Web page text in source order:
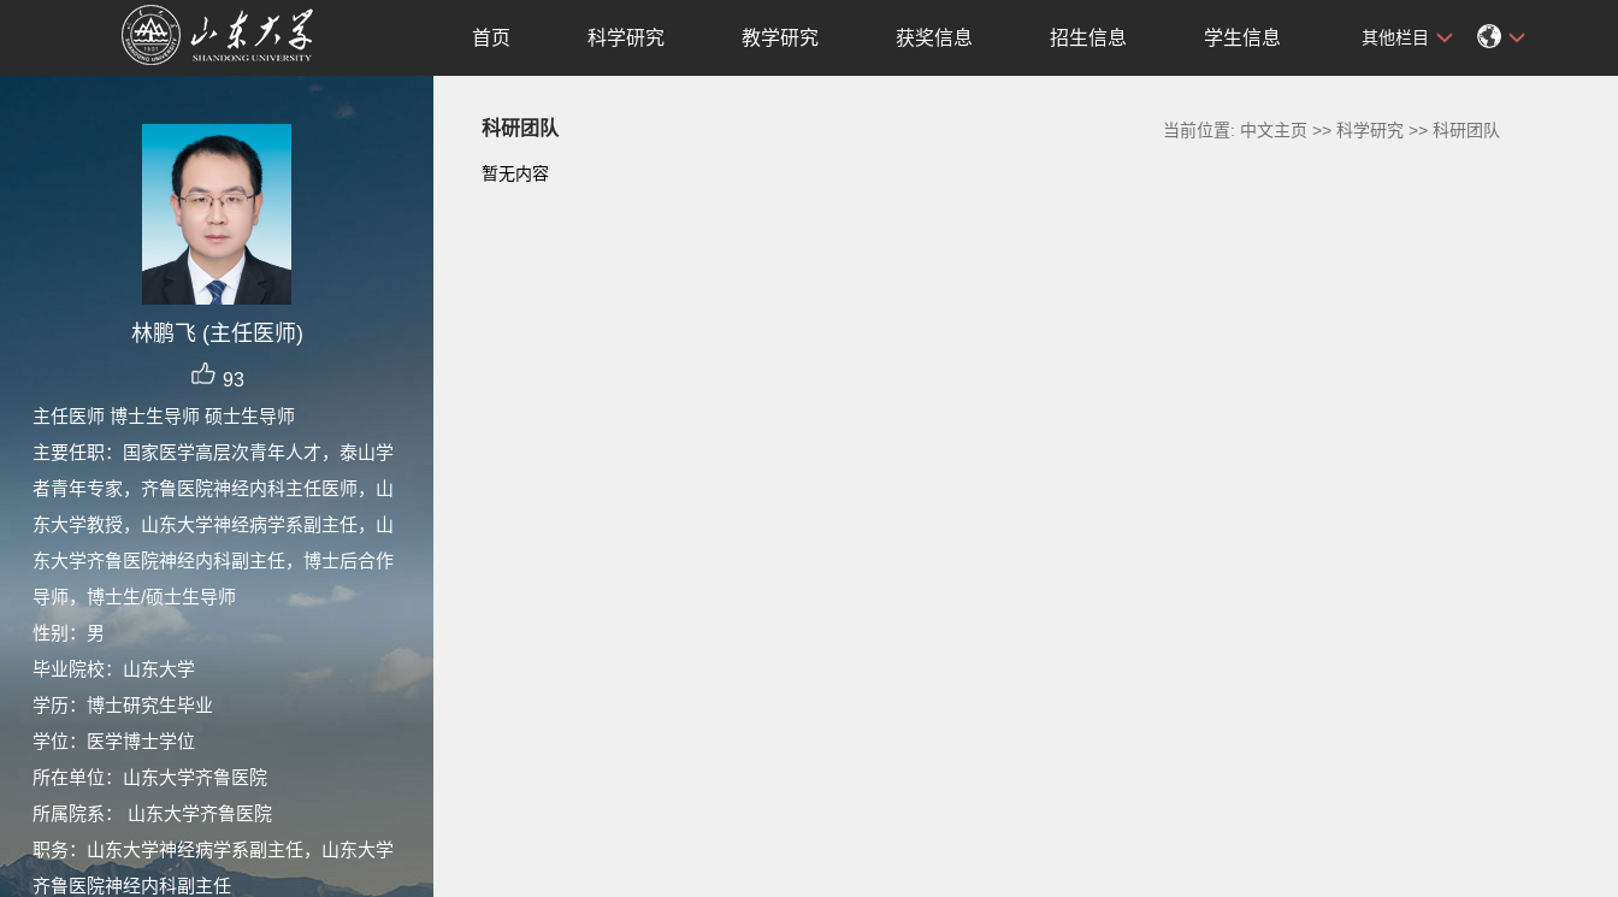
林鹏飞 (主任医师)
93
主任医师 博士生导师 硕士生导师
主要任职：国家医学高层次青年人才，泰山学
者青年专家，齐鲁医院神经内科主任医师，山
东大学教授，山东大学神经病学系副主任，山
东大学齐鲁医院神经内科副主任，博士后合作
导师，博士生/硕士生导师
性别：男
毕业院校：山东大学
学历：博士研究生毕业
学位：医学博士学位
所在单位：山东大学齐鲁医院
所属院系： 山东大学齐鲁医院
职务：山东大学神经病学系副主任，山东大学
齐鲁医院神经内科副主任
首页 科学研究 教学研究 获奖信息 招生信息 学生信息 其他栏目
科研团队 当前位置: 中文主页 >>科学研究 >>科研团队
暂无内容